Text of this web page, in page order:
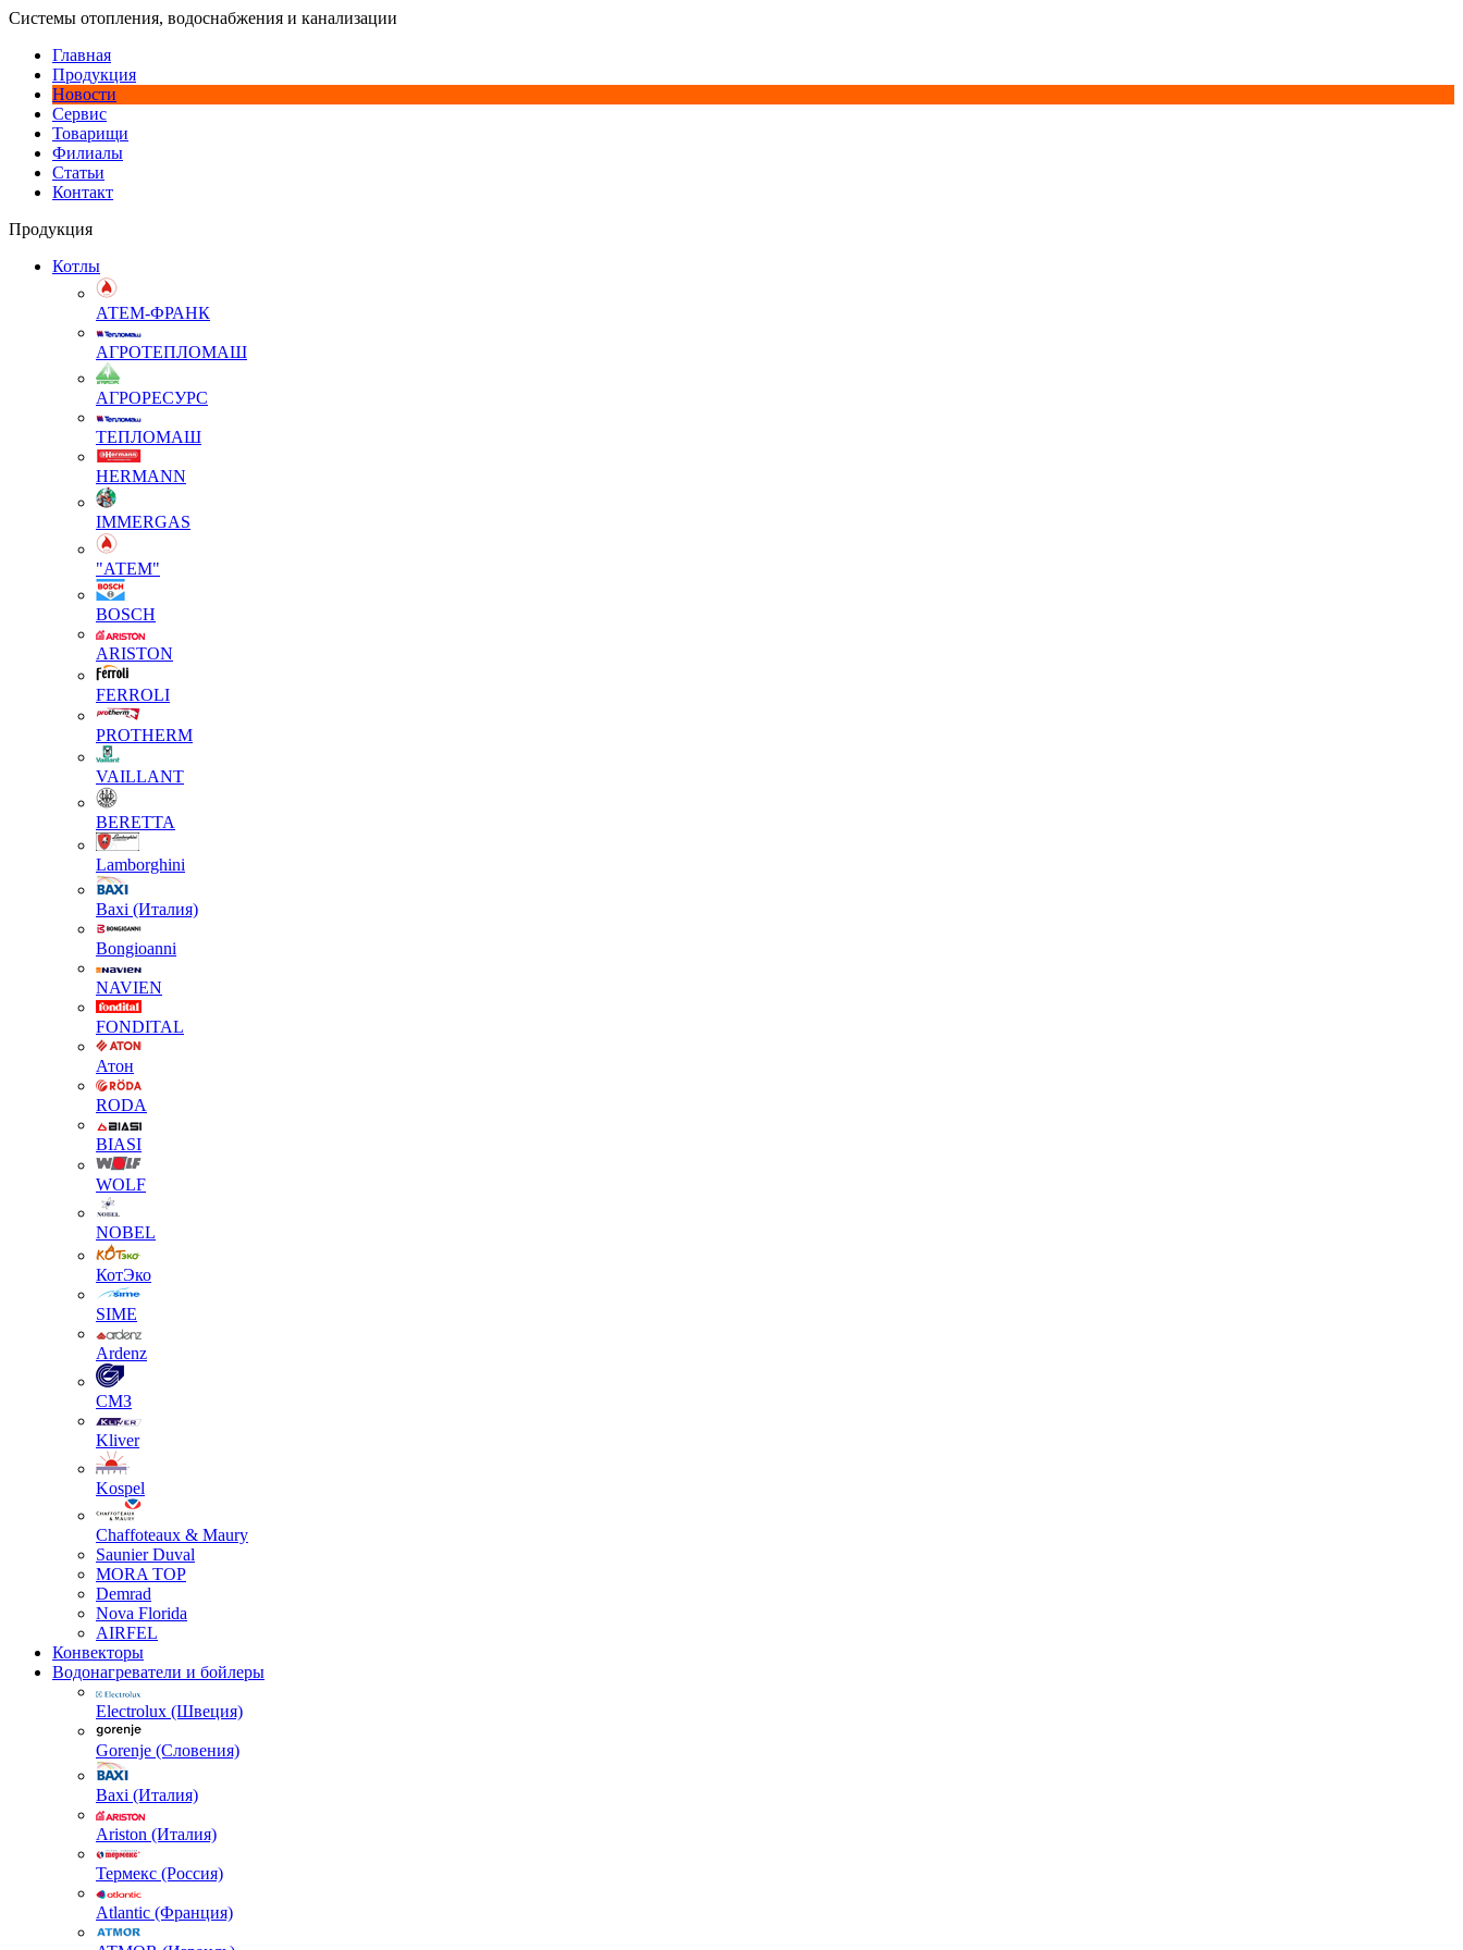
Системы отопления, водоснабжения и канализации
Главная
Продукция
Новости
Сервис
Товарищи
Филиалы
Статьи
Контакт
Продукция
Котлы
АТЕМ-ФРАНК
АГРОТЕПЛОМАШ
АГРОРЕСУРС
ТЕПЛОМАШ
HERMANN
IMMERGAS
"АТЕМ"
BOSCH
ARISTON
FERROLI
PROTHERM
VAILLANT
BERETTA
Lamborghini
Baxi (Италия)
Вongioanni
NAVIEN
FONDITAL
Атон
RODA
BIASI
WOLF
NOBEL
КотЭко
SIME
Ardenz
СМЗ
Kliver
Kospel
Chaffoteaux & Maury
Saunier Duval
MORA TOP
Demrad
Nova Florida
AIRFEL
Конвекторы
Водонагреватели и бойлеры
Electrolux (Швеция)
Gorenje (Словения)
Baxi (Италия)
Ariston (Италия)
Термекс (Россия)
Atlantic (Франция)